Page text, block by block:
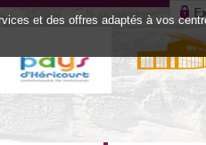
et des offres adaptés à vos